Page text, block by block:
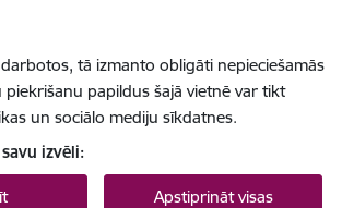
tā izmanto obligāti nepieciešamās
piekrišanu papildus šajā vietnē var tikt
un sociālo mediju sīkdatnes.
izvēli:
Apstiprināt visas